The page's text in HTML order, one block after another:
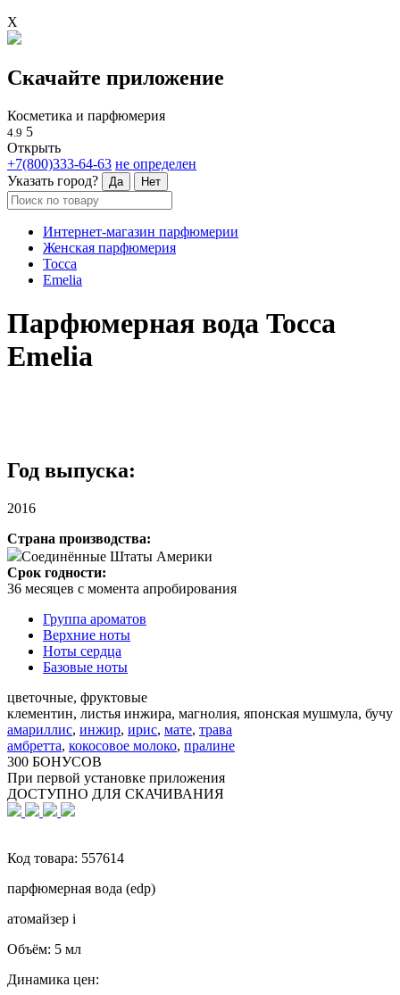
X
Скачайте приложение
Косметика и парфюмерия
4.9 5
Открыть
+7(800)333-64-63 не определен
Указать город?
Да Нет
Интернет-магазин парфюмерии
Женская парфюмерия
Tocca
Emelia
Парфюмерная вода Tocca
Emelia
Год выпуска:
2016
Страна производства:
Соединённые Штаты Америки
Срок годности:
36 месяцев с момента апробирования
Группа ароматов
Верхние ноты
Ноты сердца
Базовые ноты
цветочные, фруктовые
клементин, листья инжира, магнолия, японская мушмула, бучу
амариллис, инжир, ирис, мате, трава
амбретта, кокосовое молоко, пралине
300 БОНУСОВ
При первой установке приложения
ДОСТУПНО ДЛЯ СКАЧИВАНИЯ
Код товара: 557614
парфюмерная вода (edp)
атомайзер i
Объём: 5 мл
Динамика цен: